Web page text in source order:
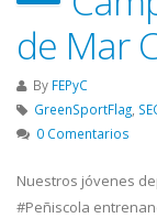
de Mar
By FEPyC
GreenSportFlag
0 Comentarios
Nuestros jóvenes
#Peñiscola